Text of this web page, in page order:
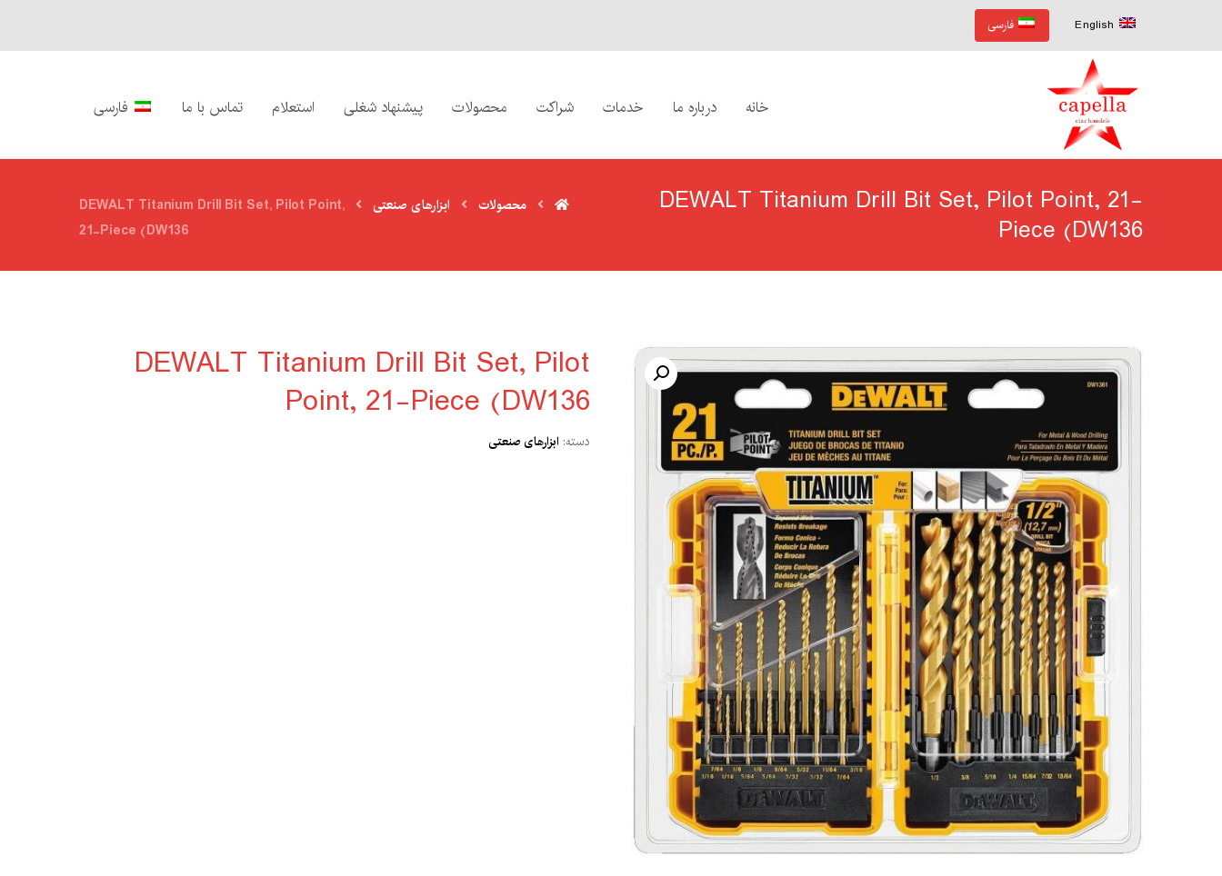
English فارسی
خانه درباره ما خدمات شراکت محصولات پیشنهاد شغلی استعلام تماس با ما فارسی
DEWALT Titanium Drill Bit Set, Pilot Point, 21-
Piece (DW136
محصولات ابزارهای صنعتی
DEWALT Titanium Drill Bit Set, Pilot Point,
21-Piece (DW136
DEWALT Titanium Drill Bit Set, Pilot
Point, 21-Piece (DW136
دسته: ابزارهای صنعتی